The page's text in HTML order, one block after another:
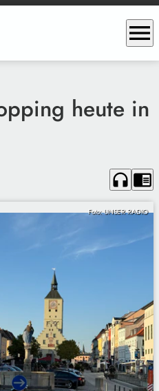
menu
heute in
headphones chrome_reader_mode
Foto: UNSER RADIO